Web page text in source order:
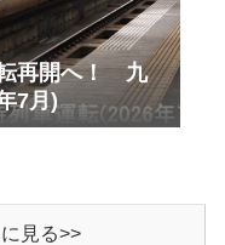
再開へ！ 九
7月)
見る>>